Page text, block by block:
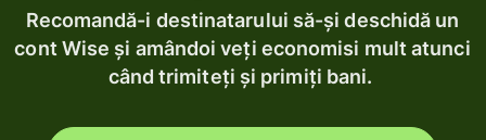
Recomandă-i destinatarului să-și deschidă un
cont Wise și amândoi veți economisi mult atunci
când trimiteți și primiți bani.